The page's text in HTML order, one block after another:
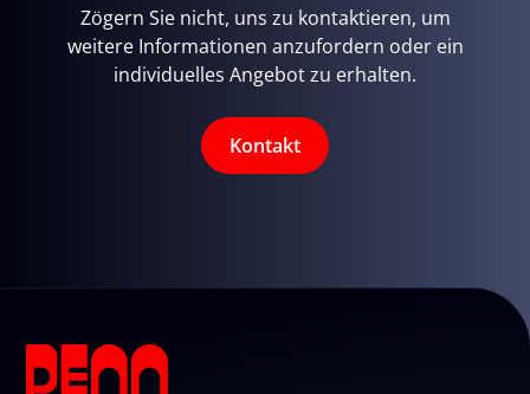
Zögern Sie nicht, uns zu kontaktieren, um
weitere Informationen anzufordern oder ein
individuelles Angebot zu erhalten.
Kontakt